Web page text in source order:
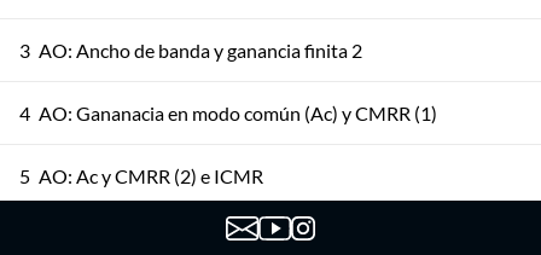
3 AO: Ancho de banda y ganancia finita 2
4 AO: Gananacia en modo común (Ac) y CMRR (1)
5 AO: Ac y CMRR (2) e ICMR
AO: No idealidades DC, Integrador, Excursión de Salida y